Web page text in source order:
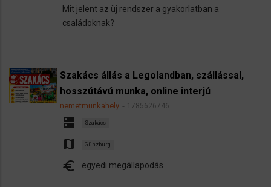
Mit jelent az üj rendszer a gyakorlatban a
családoknak?
Szakács állás a Legolandban, szállással,
hosszútávú munka, online interjú
nemetmunkahely 1785626746
dns Szakács
map Günzburg
euro egyedi megállapodás